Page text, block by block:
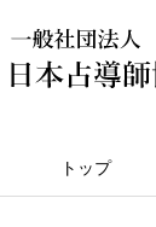
トップ